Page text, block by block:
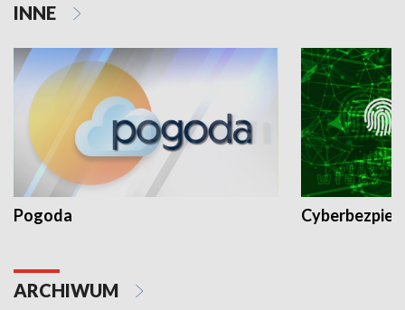
INNE
Pogoda
ARCHIWUM